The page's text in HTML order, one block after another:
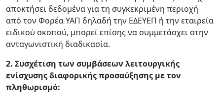
αποκτήσει δεδομένα για τη συγκεκριμένη περιοχή
από τον Φορέα ΥΑΠ δηλαδή την ΕΔΕΥΕΠ ή την εταιρεία
ειδικού σκοπού, μπορεί επίσης να συμμετάσχει στην
ανταγωνιστική διαδικασία.
2. Συσχέτιση των συμβάσεων λειτουργικής
ενίσχυσης διαφορικής προσαύξησης με τον
πληθωρισμό: